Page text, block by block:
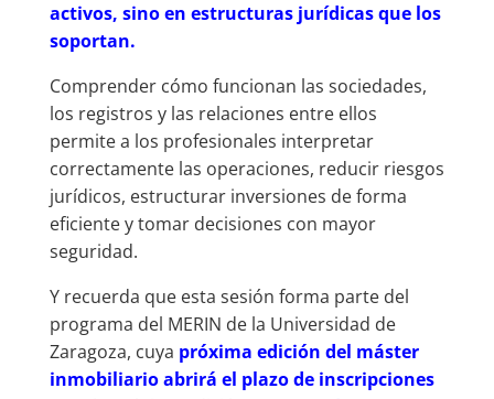
activos, sino en estructuras jurídicas que los
soportan.
Comprender cómo funcionan las sociedades,
los registros y las relaciones entre ellos
permite a los profesionales interpretar
correctamente las operaciones, reducir riesgos
jurídicos, estructurar inversiones de forma
eficiente y tomar decisiones con mayor
seguridad.
Y recuerda que esta sesión forma parte del
programa del MERIN de la Universidad de
Zaragoza, cuya próxima edición del máster
inmobiliarioabrirá el plazo de inscripciones